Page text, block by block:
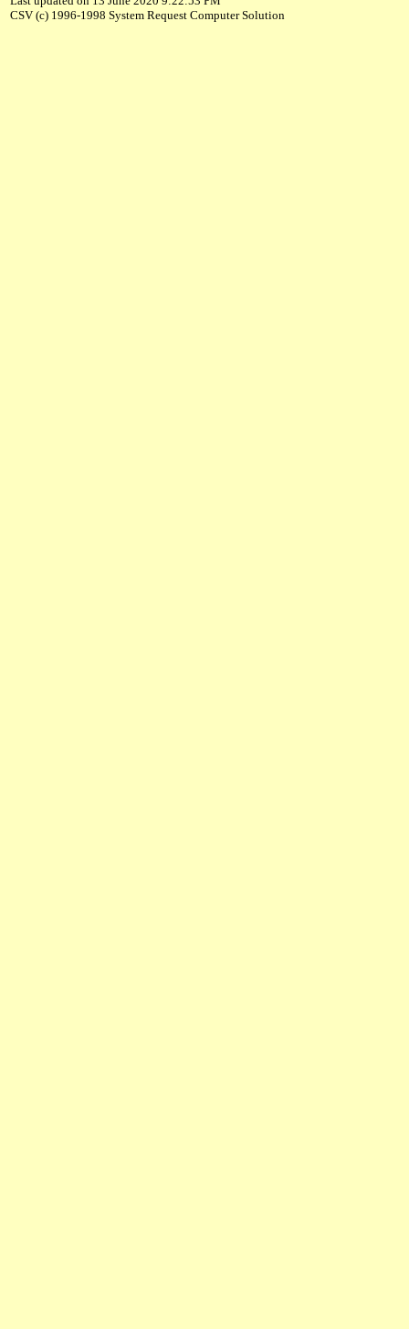
CSV (c) 1996-1998 System Request Computer Solution